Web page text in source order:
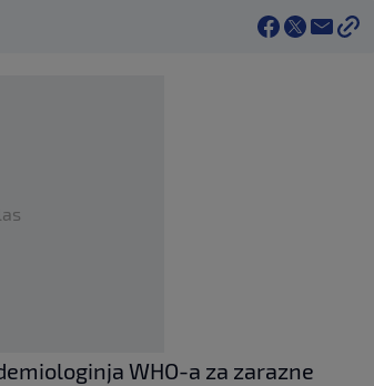
WHO-a za zarazne